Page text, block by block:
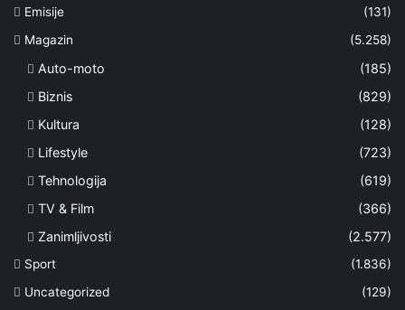
Emisije
(131)
Magazin
(5.258)
Auto-moto
(185)
Biznis
(829)
Kultura
(128)
Lifestyle
(723)
Tehnologija
(619)
TV & Film
(366)
Zanimljivosti
(2.577)
Sport
(1.836)
Uncategorized
(129)